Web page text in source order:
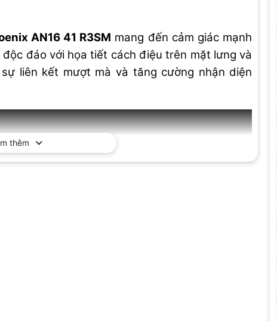
AN16 41 R3SM mang đến cảm giác mạnh
đáo với họa tiết cách điệu trên mặt lưng và
liên kết mượt mà và tăng cường nhận diện
thêm